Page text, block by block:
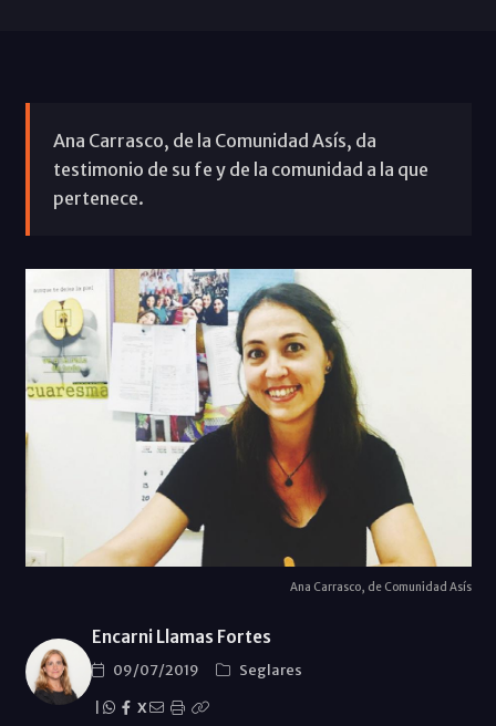
Ana Carrasco, de la Comunidad Asís, da
testimonio de su fe y de la comunidad a la que
pertenece.
Ana Carrasco, de Comunidad Asís
Encarni Llamas Fortes
09/07/2019
Seglares
X